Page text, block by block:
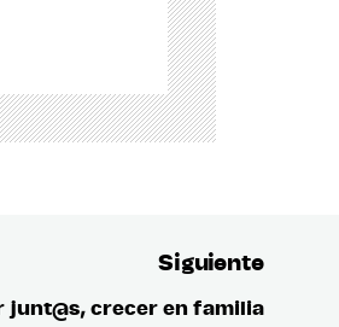
Siguiente
Entrada
junt@s, crecer en familia